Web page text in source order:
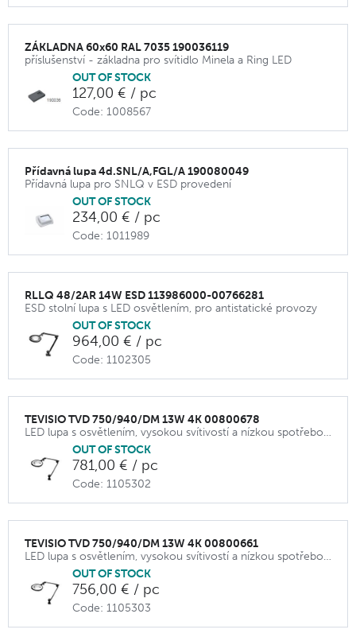
ZÁKLADNA 60x60 RAL 7035 190036119
příslušenství - základna pro svítidlo Minela a Ring LED
OUT OF STOCK
127,00 € / pc
Code: 1008567
Přídavná lupa 4d.SNL/A,FGL/A 190080049
Přídavná lupa pro SNLQ v ESD provedení
OUT OF STOCK
234,00 € / pc
Code: 1011989
RLLQ 48/2AR 14W ESD 113986000-00766281
ESD stolní lupa s LED osvětlením, pro antistatické provozy
OUT OF STOCK
964,00 € / pc
Code: 1102305
TEVISIO TVD 750/940/DM 13W 4K 00800678
LED lupa s osvětlením, vysokou svítivostí a nízkou spotřebou.
OUT OF STOCK
781,00 € / pc
Code: 1105302
TEVISIO TVD 750/940/DM 13W 4K 00800661
LED lupa s osvětlením, vysokou svítivostí a nízkou spotřebou.
OUT OF STOCK
756,00 € / pc
Code: 1105303